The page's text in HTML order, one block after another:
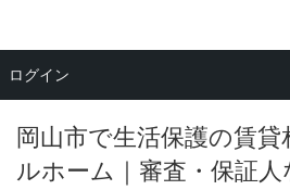
岡山市で生活保護の賃
ルホーム｜審査・保証人
メニュー
ログイン